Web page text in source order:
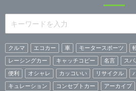
クルマ エコカー 車 モータースポーツ
レーシングカー
キャッチコピー 名言 ス
便利
オシャレ カッコいい リサイクル
キュレーション
コンセプトカー アーカイブ